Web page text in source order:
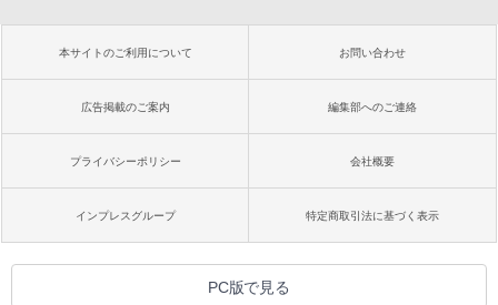
本サイトのご利用について お問い合わせ
広告掲載のご案内 編集部へのご連絡
プライバシーポリシー 会社概要
インプレスグループ 特定商取引法に基づく表示
PC版で見る